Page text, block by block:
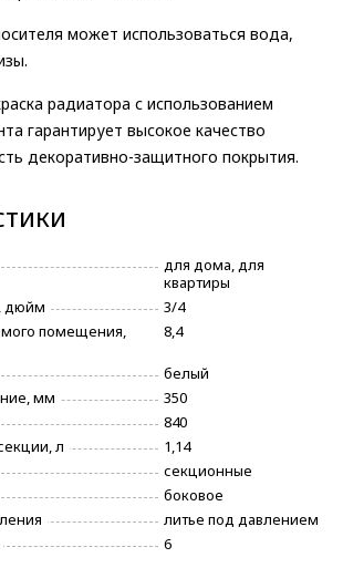
может использоваться вода,
радиатора с использованием
гарантирует высокое качество
декоративно-защитного покрытия.
для дома, для
квартиры
дюйм
3/4
помещения,
8,4
белый
мм
350
840
л
1,14
секционные
боковое
литье под давлением
6